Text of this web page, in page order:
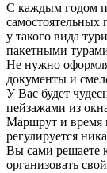
С каждым годом
у такого вида
пакетными
Не нужно
документы и
У Вас будет
пейзажами из
Маршрут и время
регулируется
Вы сами решаете
организовать